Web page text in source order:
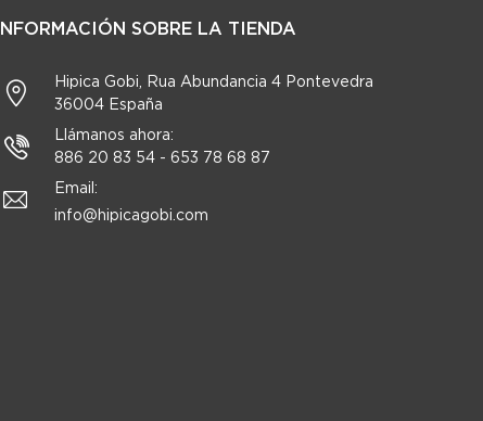
INFORMACIÓN SOBRE LA TIENDA
Hipica Gobi, Rua Abundancia 4 Pontevedra
36004 España
Llámanos ahora:
886 20 83 54 - 653 78 68 87
Email:
info@hipicagobi.com